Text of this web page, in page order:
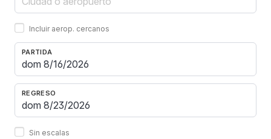
Incluir aerop. cercanos
PARTIDA
REGRESO
Sin escalas